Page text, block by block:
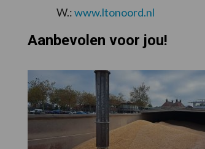
W.:www.ltonoord.nl
Aanbevolen voor jou!